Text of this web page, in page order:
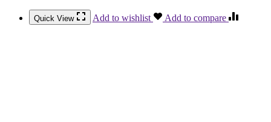
Quick View Add to wishlist Add to compare